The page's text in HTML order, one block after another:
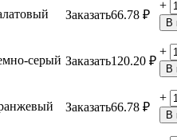
Заказать66.78 ₽
+
В
серый Заказать120.20 ₽
+
В
Заказать66.78 ₽
+
В